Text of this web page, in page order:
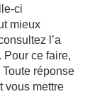
ci
mieux
l’a
ce faire,
réponse
vous mettre